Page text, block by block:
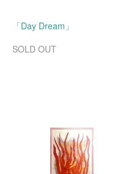
「Day Dream」
SOLD OUT